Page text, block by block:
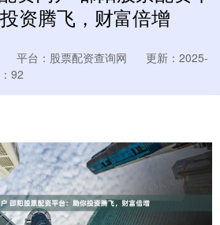
资腾飞，财富倍增
平台：股票配资查询网
更新：2025-
92